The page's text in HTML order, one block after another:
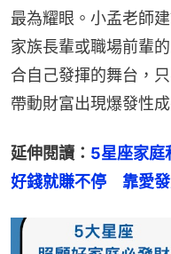
最為耀眼。小孟老師
家族長輩或職場前輩
合自己發揮的舞台，
帶動財富出現爆發性成
延伸閱讀： 5星座家庭
好錢就賺不停　靠愛